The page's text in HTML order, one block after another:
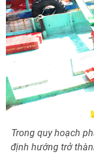
Trong quy hoạch
định hướng trở